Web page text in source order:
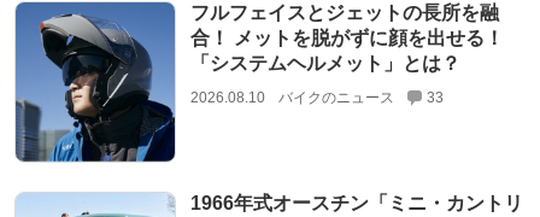
フルフェイスとジェットの長所を融
合！ メットを脱がずに顔を出せる！
「システムヘルメット」とは？
2026.08.10 バイクのニュース 33
1966年式オースチン「ミニ・カントリ